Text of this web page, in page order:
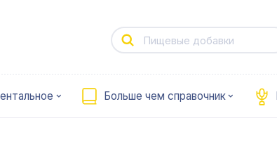
Больше чем справочник